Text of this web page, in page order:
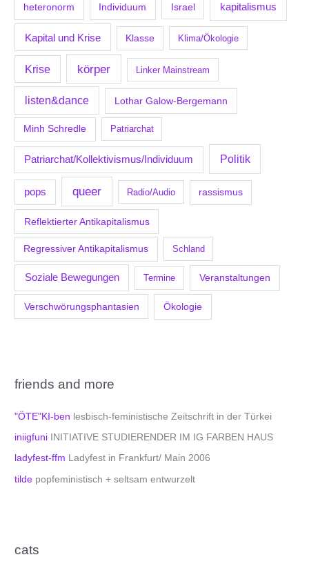
heteronorm Individuum Israel kapitalismus
Kapital und Krise Klasse Klima/Ökologie
Krise körper Linker Mainstream
listen&dance Lothar Galow-Bergemann
Minh Schredle Patriarchat
Patriarchat/Kollektivismus/Individuum Politik
pops queer Radio/Audio rassismus
Reflektierter Antikapitalismus
Regressiver Antikapitalismus Schland
Soziale Bewegungen Termine Veranstaltungen
Verschwörungsphantasien Ökologie
friends and more
"ÖTE"KI-ben lesbisch-feministische Zeitschrift in der Türkei
iniigfuni INITIATIVE STUDIERENDER IM IG FARBEN HAUS
ladyfest-ffm Ladyfest in Frankfurt/ Main 2006
tilde popfeministisch + seltsam entwurzelt
cats